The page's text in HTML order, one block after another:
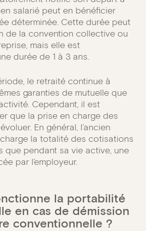
salarié peut en bénéficier
déterminée. Cette durée peut
de la convention collective ou
mais elle est
durée de 1 à 3 ans.
le retraité continue à
garanties de mutuelle que
Cependant, il est
que la prise en charge des
En général, l’ancien
la totalité des cotisations
que pendant sa vie active, une
par l’employeur.
la portabilité
en cas de démission
conventionnelle ?